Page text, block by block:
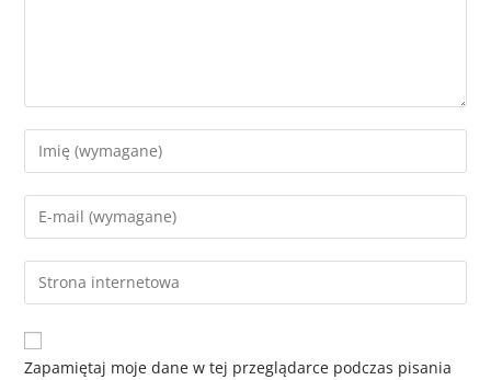
Zapamiętaj moje dane w tej przeglądarce podczas pisania